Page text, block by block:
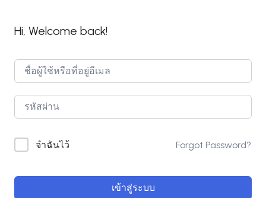
Hi, Welcome back!
จำฉันไว้ Forgot Password?
เข้าสู่ระบบ